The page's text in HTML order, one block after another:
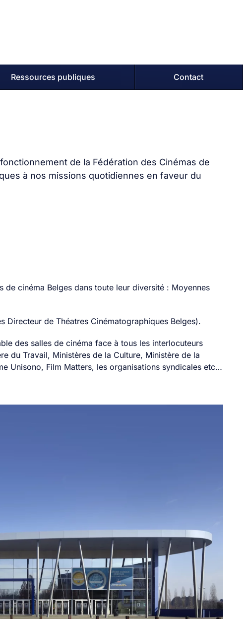
Ressources publiques Contact
de la Fédération des Cinémas de
à nos missions quotidiennes en faveur du
cinéma Belges dans toute leur diversité : Moyennes
Directeur de Théatres Cinématographiques Belges).
des salles de cinéma face à tous les interlocuteurs
du Travail, Ministères de la Culture, Ministère de la
Unisono, Film Matters, les organisations syndicales etc…